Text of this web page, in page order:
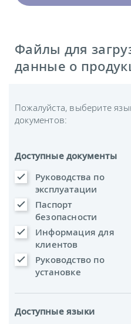
Файлы для
данные о
Пожалуйста, выберите
документов:
Доступные документы
Руководства по
эксплуатации
Паспорт
безопасности
Информация для
клиентов
Руководство по
установке
Доступные языки